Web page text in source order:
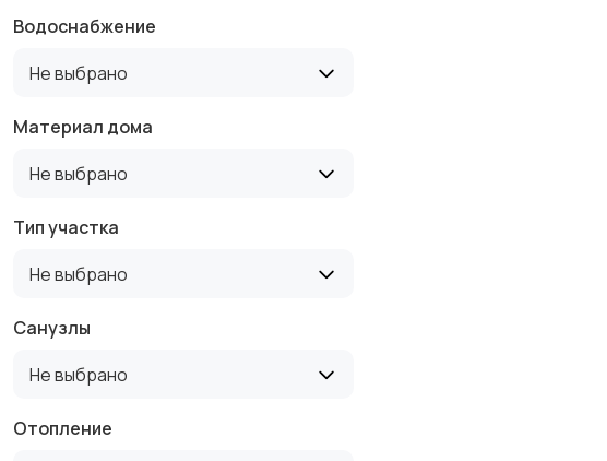
Водоснабжение
Не выбрано
Материал дома
Не выбрано
Тип участка
Не выбрано
Санузлы
Не выбрано
Отопление